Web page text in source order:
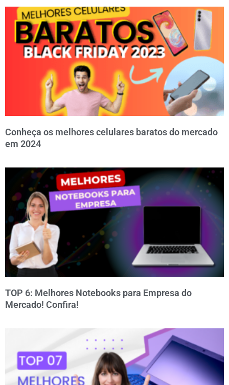
Conheça os melhores celulares baratos do mercado
em 2024
TOP 6: Melhores Notebooks para Empresa do
Mercado! Confira!